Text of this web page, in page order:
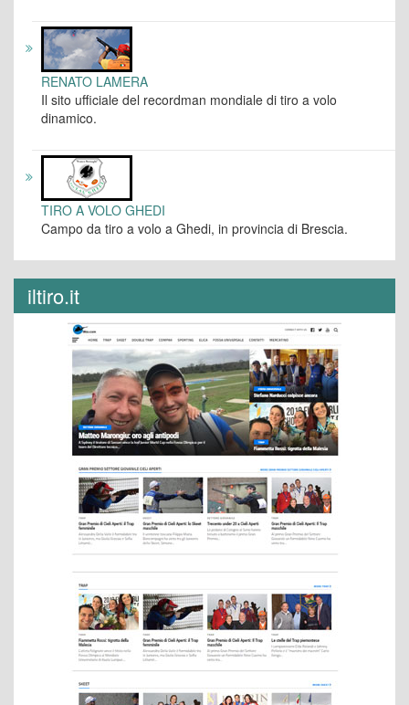
RENATO LAMERA
Il sito ufficiale del recordman mondiale di tiro a volo
dinamico.
TIRO A VOLO GHEDI
Campo da tiro a volo a Ghedi, in provincia di Brescia.
iltiro.it